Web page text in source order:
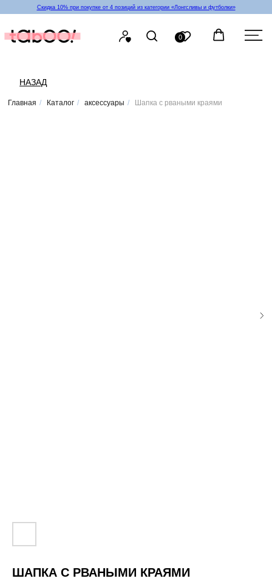
Скидка 10% при покупке от 4 позиций из категории «‎Лонгсливы и футболки»
Главная / Каталог / аксессуары / Шапка с рваными краями
ШАПКА С РВАНЫМИ КРАЯМИ